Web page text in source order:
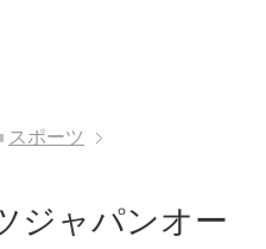
スポーツ
ジャパンオー